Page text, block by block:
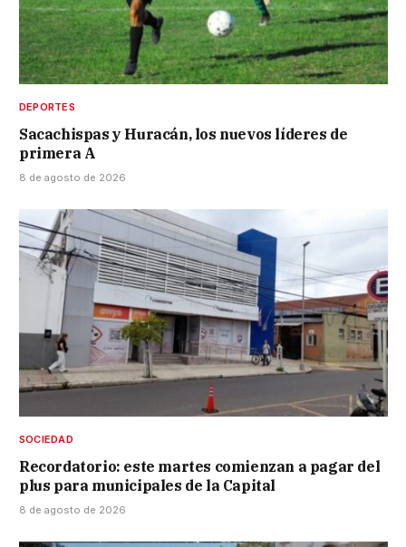
DEPORTES
Sacachispas y Huracán, los nuevos líderes de
primera A
8 de agosto de 2026
SOCIEDAD
Recordatorio: este martes comienzan a pagar del
plus para municipales de la Capital
8 de agosto de 2026